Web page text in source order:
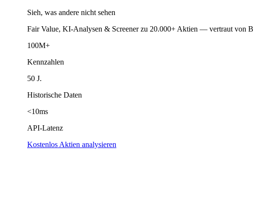
Sieh, was andere nicht sehen
Fair Value, KI-Analysen & Screener zu 20.000+ Aktien — vertraut von
100M+
Kennzahlen
50 J.
Historische Daten
<10ms
API-Latenz
Kostenlos Aktien analysieren